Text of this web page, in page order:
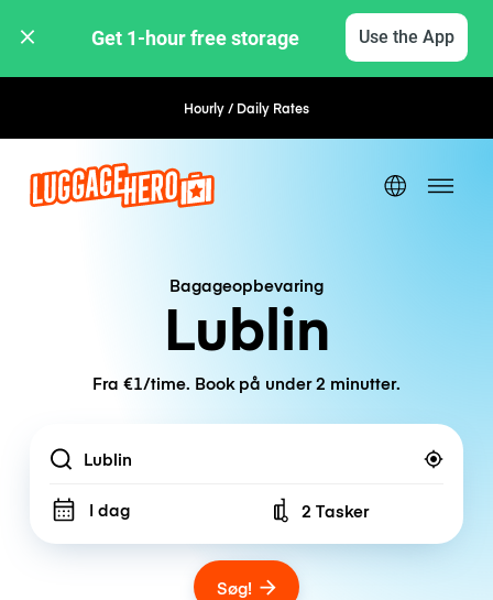
Get 1-hour free storage Use the App
Hourly / Daily RatesFlexible Booking
Bagageopbevaring
Lublin
Fra €1/time. Book på under 2 minutter.
Location
I dag Number of bags
2 Tasker
Søg!